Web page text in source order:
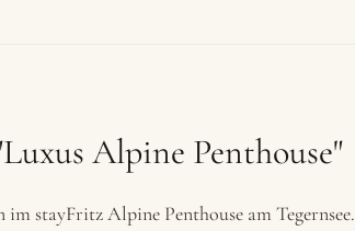
Alpine Penthouse"
stayFritz Alpine Penthouse am Tegernsee.